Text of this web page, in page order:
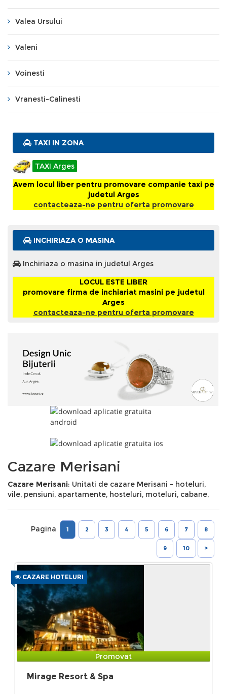
Valea Ursului
Valeni
Voinesti
Vranesti-Calinesti
TAXI IN ZONA
TAXI Arges
Avem locul liber pentru promovare companie taxi pe
judetul Arges
contacteaza-ne pentru oferta promovare
INCHIRIAZA O MASINA
Inchiriaza o masina in judetul Arges
LOCUL ESTE LIBER
promovare firma de inchiariat masini pe judetul
Arges
contacteaza-ne pentru oferta promovare
Cazare Merisani
Cazare Merisani: Unitati de cazare Merisani - hoteluri,
vile, pensiuni, apartamente, hosteluri, moteluri, cabane,
Pagina 1 2 3 4 5 6 7 8
9 10 >
CAZARE HOTELURI
Promovat
Mirage Resort & Spa